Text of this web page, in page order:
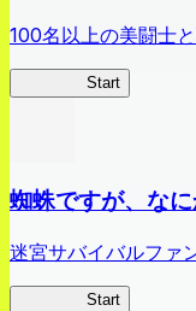
100名以上の美闘士
Start
蜘蛛ですが、な
迷宮サバイバルファ
Start